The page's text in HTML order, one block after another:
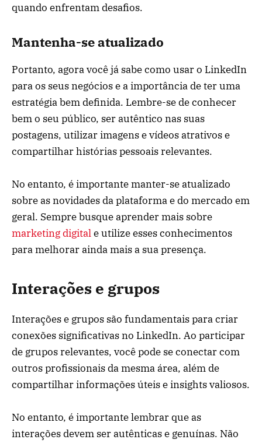
quando enfrentam desafios.
Mantenha-se atualizado
Portanto, agora você já sabe como usar o LinkedIn
para os seus negócios e a importância de ter uma
estratégia bem definida. Lembre-se de conhecer
bem o seu público, ser autêntico nas suas
postagens, utilizar imagens e vídeos atrativos e
compartilhar histórias pessoais relevantes.
No entanto, é importante manter-se atualizado
sobre as novidades da plataforma e do mercado em
geral. Sempre busque aprender mais sobre
marketing digitale utilize esses conhecimentos
para melhorar ainda mais a sua presença.
Interações e grupos
Interações e grupos são fundamentais para criar
conexões significativas no LinkedIn. Ao participar
de grupos relevantes, você pode se conectar com
outros profissionais da mesma área, além de
compartilhar informações úteis e insights valiosos.
No entanto, é importante lembrar que as
interações devem ser autênticas e genuínas. Não